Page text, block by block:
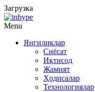
Загрузка
Menu
Янгиликлар
Сиёсат
Иқтисод
Жамият
Ҳодисалар
Технологиялар